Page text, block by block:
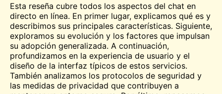
Esta reseña cubre todos los aspectos del chat en
directo en línea. En primer lugar, explicamos qué es y
describimos sus principales características. Siguiente,
exploramos su evolución y los factores que impulsan
su adopción generalizada. A continuación,
profundizamos en la experiencia de usuario y el
diseño de la interfaz típicos de estos servicios.
También analizamos los protocolos de seguridad y
las medidas de privacidad que contribuyen a